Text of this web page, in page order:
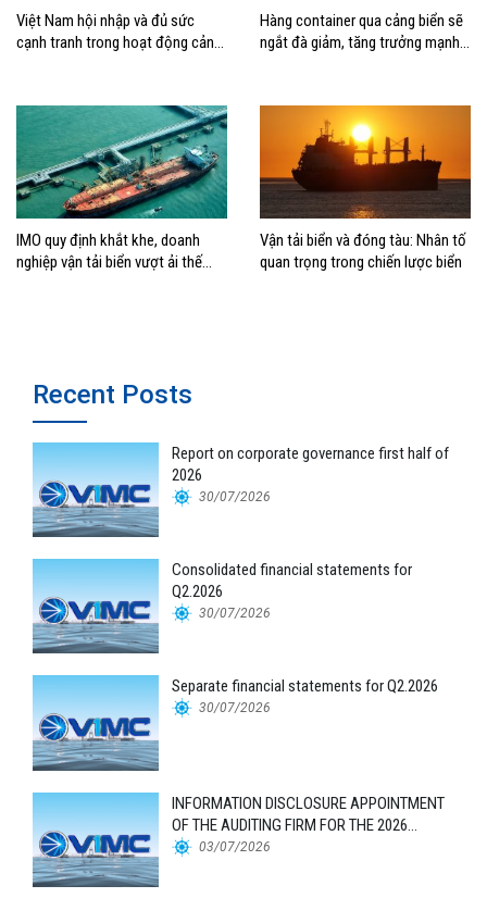
Việt Nam hội nhập và đủ sức
cạnh tranh trong hoạt động cảng
Hàng container qua cảng biển sẽ
ngắt đà giảm, tăng trưởng mạnh
IMO quy định khắt khe, doanh
nghiệp vận tải biển vượt ải thế
Vận tải biển và đóng tàu: Nhân tố
quan trọng trong chiến lược biển
Recent Posts
Report on corporate governance first half of
2026
30/07/2026
Consolidated financial statements for
Q2.2026
30/07/2026
Separate financial statements for Q2.2026
30/07/2026
INFORMATION DISCLOSURE APPOINTMENT
OF THE AUDITING FIRM FOR THE 2026
FINANCIAL STATEMENTS
03/07/2026